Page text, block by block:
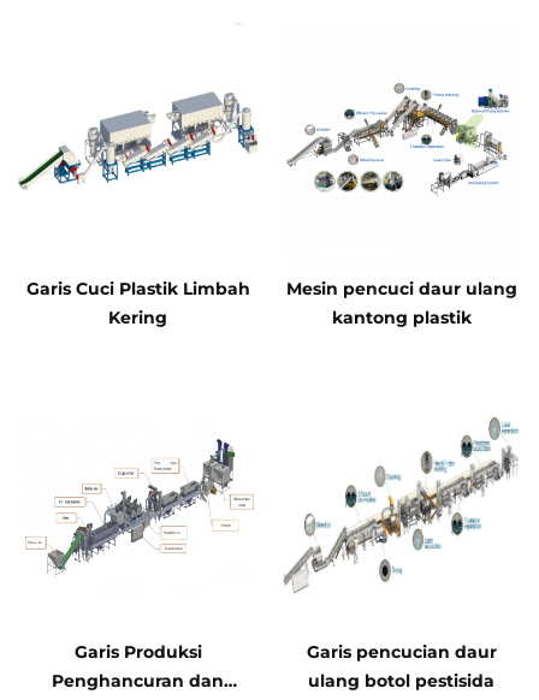
Garis Cuci Plastik Limbah
Kering
Mesin pencuci daur ulang
kantong plastik
Garis Produksi
Penghancuran dan
Garis pencucian daur
ulang botol pestisida